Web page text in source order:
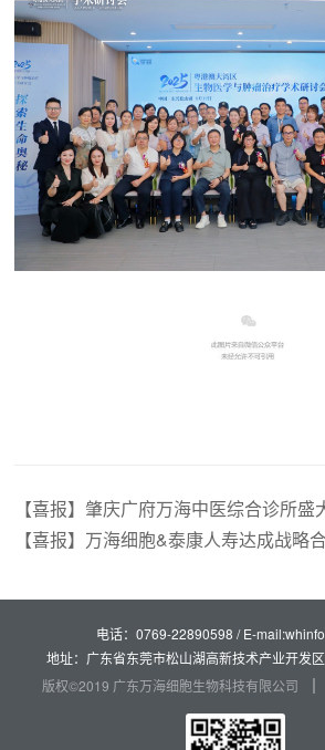
END
【喜报】肇庆广府万海中医综合诊所盛
【喜报】万海细胞&泰康人寿达成战略
电话：0769-22890598 / E-
地址：广东省东莞市松山湖高新技术产业开发
版权©2019 广东万海细胞生物科技有限公司